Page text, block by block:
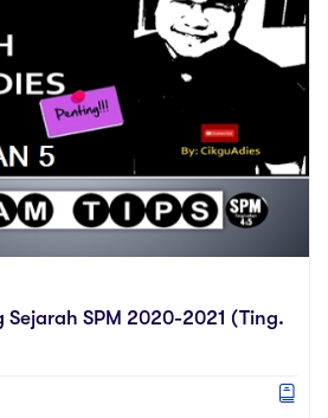
Sejarah SPM 2020-2021 (Ting.